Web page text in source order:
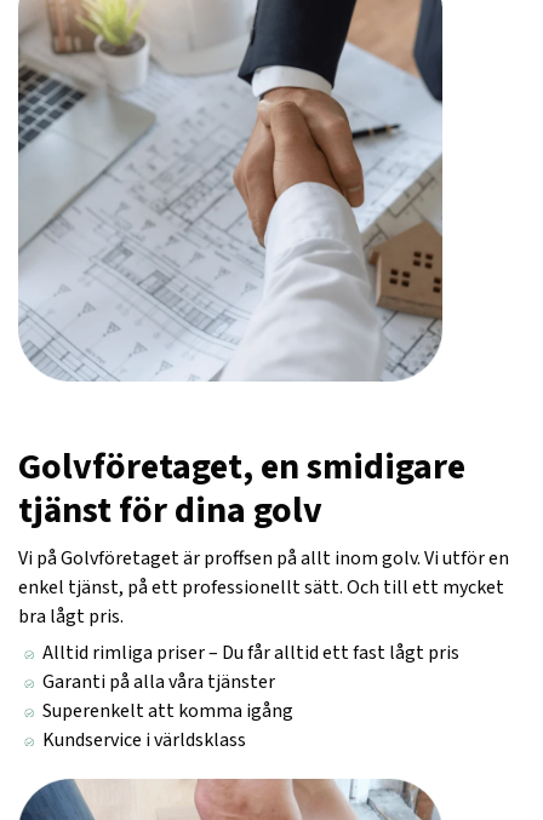
Golvföretaget, en smidigare
tjänst för dina golv
Vi på Golvföretaget är proffsen på allt inom golv. Vi utför en
enkel tjänst, på ett professionellt sätt. Och till ett mycket
bra lågt pris.
Alltid rimliga priser – Du får alltid ett fast lågt pris
Garanti på alla våra tjänster
Superenkelt att komma igång
Kundservice i världsklass